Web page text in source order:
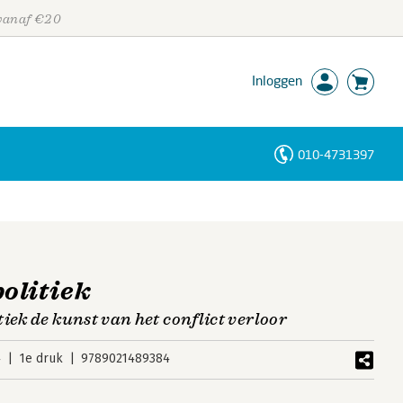
€20
Inloggen
010-4731397
de kunst van het conflict verloor
1e druk 9789021489384
Personen